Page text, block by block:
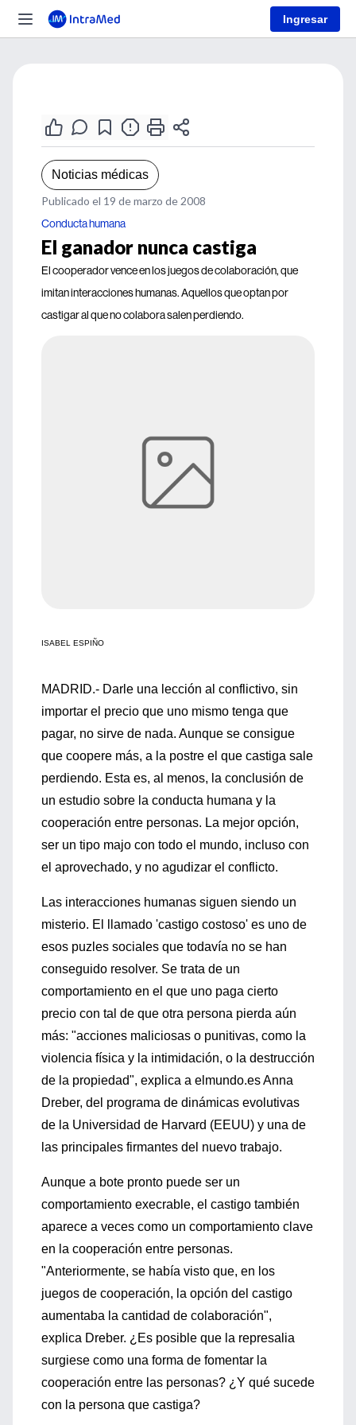
Ingresar
Noticias médicas
Publicado el 19 de marzo de 2008
Conducta humana
El ganador nunca castiga
El cooperador vence en los juegos de colaboración, que
imitan interacciones humanas. Aquellos que optan por
castigar al que no colabora salen perdiendo.
ISABEL ESPIÑO
MADRID.- Darle una lección al conflictivo, sin
importar el precio que uno mismo tenga que
pagar, no sirve de nada. Aunque se consigue
que coopere más, a la postre el que castiga sale
perdiendo. Esta es, al menos, la conclusión de
un estudio sobre la conducta humana y la
cooperación entre personas. La mejor opción,
ser un tipo majo con todo el mundo, incluso con
el aprovechado, y no agudizar el conflicto.
Las interacciones humanas siguen siendo un
misterio. El llamado 'castigo costoso' es uno de
esos puzles sociales que todavía no se han
conseguido resolver. Se trata de un
comportamiento en el que uno paga cierto
precio con tal de que otra persona pierda aún
más: "acciones maliciosas o punitivas, como la
violencia física y la intimidación, o la destrucción
de la propiedad", explica a elmundo.es Anna
Dreber, del programa de dinámicas evolutivas
de la Universidad de Harvard (EEUU) y una de
las principales firmantes del nuevo trabajo.
Aunque a bote pronto puede ser un
comportamiento execrable, el castigo también
aparece a veces como un comportamiento clave
en la cooperación entre personas.
"Anteriormente, se había visto que, en los
juegos de cooperación, la opción del castigo
aumentaba la cantidad de colaboración",
explica Dreber. ¿Es posible que la represalia
surgiese como una forma de fomentar la
cooperación entre las personas? ¿Y qué sucede
con la persona que castiga?